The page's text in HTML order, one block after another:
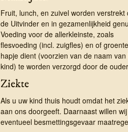
Fruit, lunch, en zuivel worden verstrekt
de Uitvinder en in gezamenlijkheid
Voeding voor de allerkleinste, zoals
flesvoeding (incl. zuigfles) en of groente
hapje dient (voorzien van de naam van
kind) te worden verzorgd door de
Ziekte
Als u uw kind thuis houdt omdat het
aan ons doorgeeft. Daarnaast willen
eventueel besmettingsgevaar